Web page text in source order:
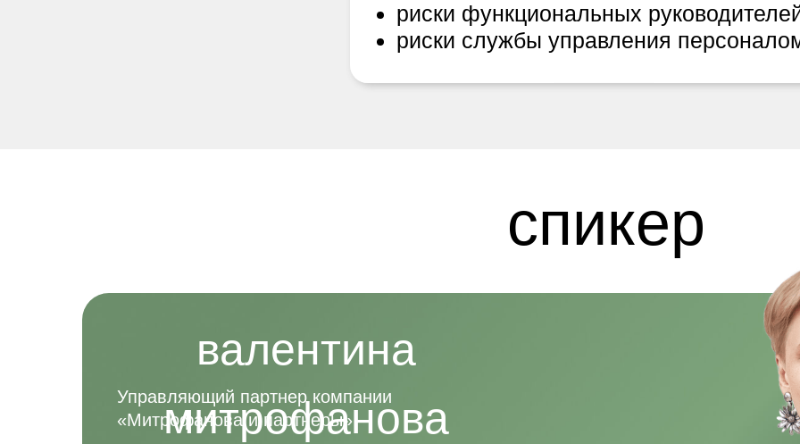
риски функциональных
риски службы управления
спикер
валентина
митрофанова
Управляющий партнер компании
«Митрофанова и партнеры»